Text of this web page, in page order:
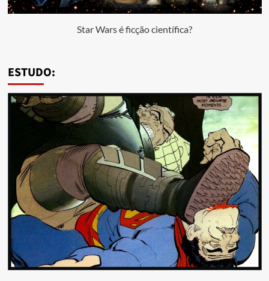
Star Wars é ficção científica?
ESTUDO: